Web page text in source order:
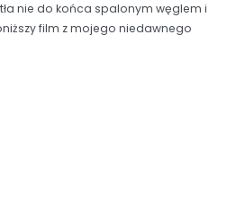
nie do końca spalonym węglem i
film z mojego niedawnego